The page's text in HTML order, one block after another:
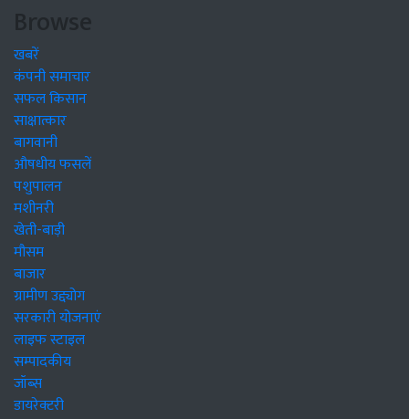
Browse
खबरें
कंपनी समाचार
सफल किसान
साक्षात्कार
बागवानी
औषधीय फसलें
पशुपालन
मशीनरी
खेती-बाड़ी
मौसम
बाजार
ग्रामीण उद्द्योग
सरकारी योजनाएं
लाइफ स्टाइल
सम्पादकीय
जॉब्स
डायरेक्टरी